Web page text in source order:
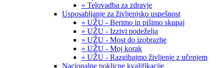
» Telovadba za zdravje
Usposabljanje za življenjsko uspešnost
» UŽU - Berimo in pišimo skupaj
» UŽU - Izzivi podeželja
» UŽU - Most do izobrazbe
» UŽU - Moj korak
» UŽU - Razgibajmo življenje z učenjem
Nacionalne poklicne kvalifikacije